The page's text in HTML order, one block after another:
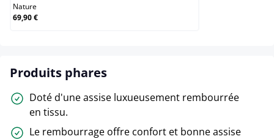
Nature
69,90 €
Produits phares
Doté d'une assise luxueusement rembourrée
en tissu.
Le rembourrage offre confort et bonne assise